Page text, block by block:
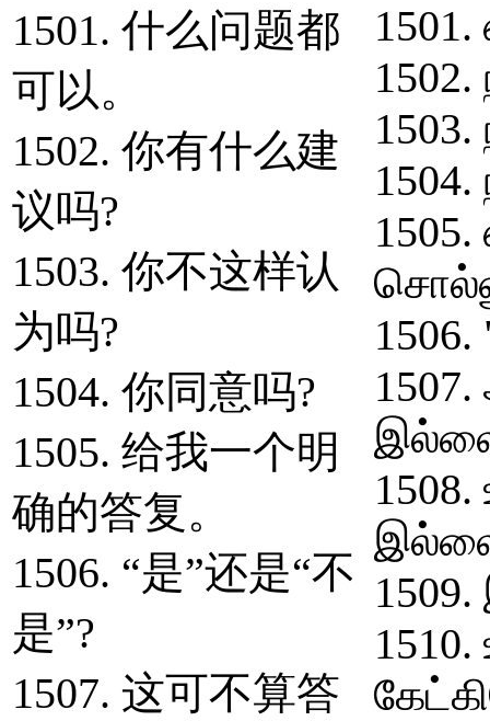
1501. 什么问题都
可以。
1502. 你有什么建
议吗?
1503. 你不这样认
为吗?
1504. 你同意吗?
1505. 给我一个明
确的答复。
1506. “是”还是“不
是”?
1507. 这可不算答